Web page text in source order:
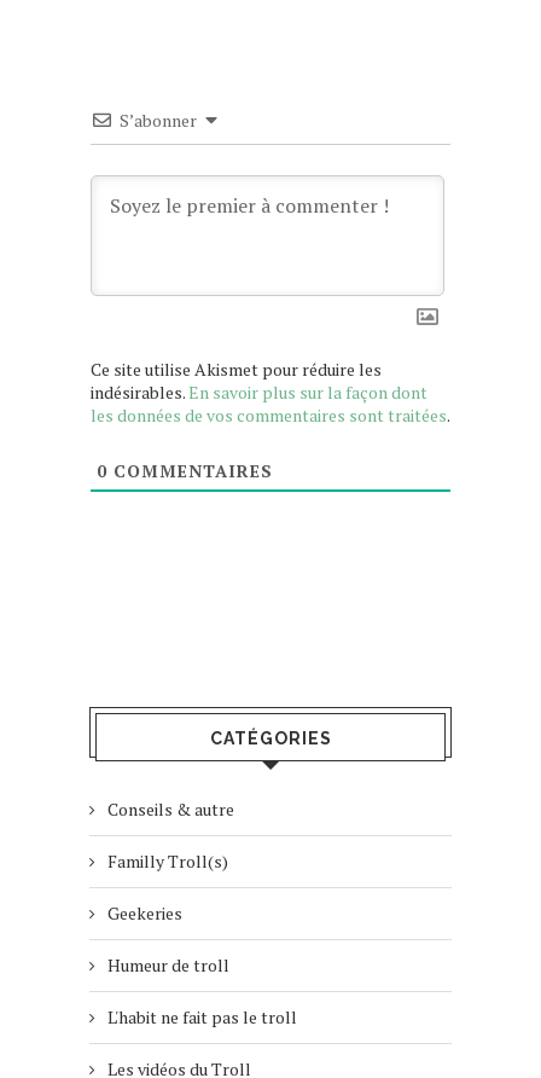
S’abonner
Ce site utilise Akismet pour réduire les
indésirables.En savoir plus sur la façon dont
les données de vos commentaires sont traitées.
0 COMMENTAIRES
CATÉGORIES
Conseils & autre
Familly Troll(s)
Geekeries
Humeur de troll
L'habit ne fait pas le troll
Les vidéos du Troll